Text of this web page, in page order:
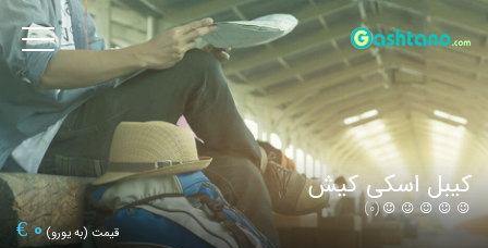
کیبل اسکی کیش
(0)
قیمت (به یورو)0
€